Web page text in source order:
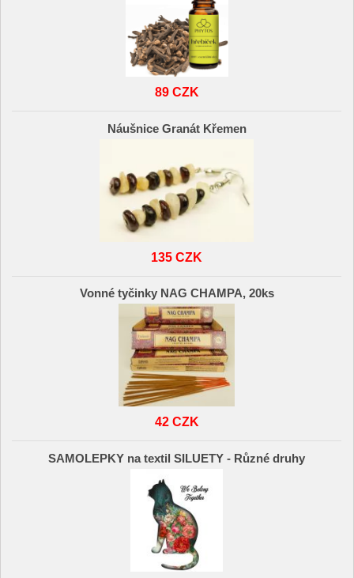
89 CZK
Náušnice Granát Křemen
135 CZK
Vonné tyčinky NAG CHAMPA, 20ks
42 CZK
SAMOLEPKY na textil SILUETY - Různé druhy